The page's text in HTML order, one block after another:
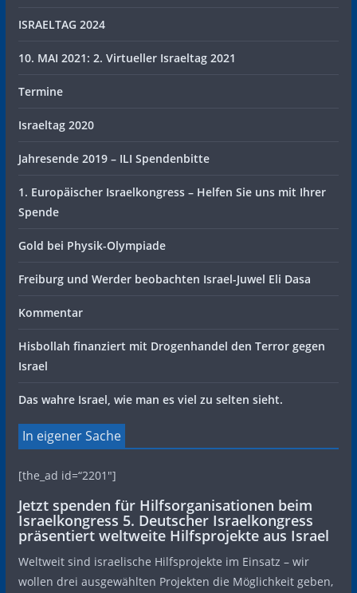
ISRAELTAG 2024
10. MAI 2021: 2. Virtueller Israeltag 2021
Termine
Israeltag 2020
Jahresende 2019 – ILI Spendenbitte
1. Europäischer Israelkongress – Helfen Sie uns mit Ihrer
Spende
Gold bei Physik-Olympiade
Freiburg und Werder beobachten Israel-Juwel Eli Dasa
Kommentar
Hisbollah finanziert mit Drogenhandel den Terror gegen
Israel
Das wahre Israel, wie man es viel zu selten sieht.
In eigener Sache
[the_ad id=“2201″]
Jetzt spenden für Hilfsorganisationen beim
Israelkongress 5. Deutscher Israelkongress
präsentiert weltweite Hilfsprojekte aus Israel
Weltweit sind israelische Hilfsprojekte im Einsatz – wir
wollen drei ausgewählten Projekten die Möglichkeit geben,